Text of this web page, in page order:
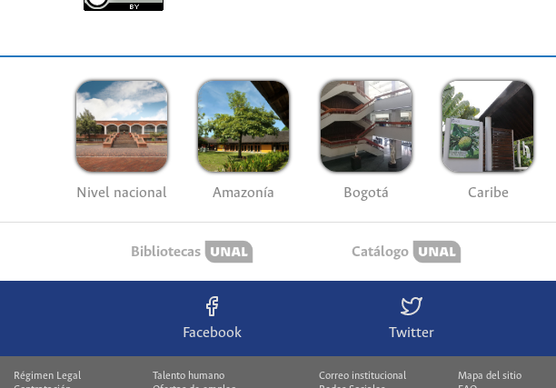
Nivel nacional Amazonía Bogotá Caribe
Bibliotecas Catálogo
Facebook Twitter
Régimen Legal
Talento humano
Correo institucional
Mapa del sitio